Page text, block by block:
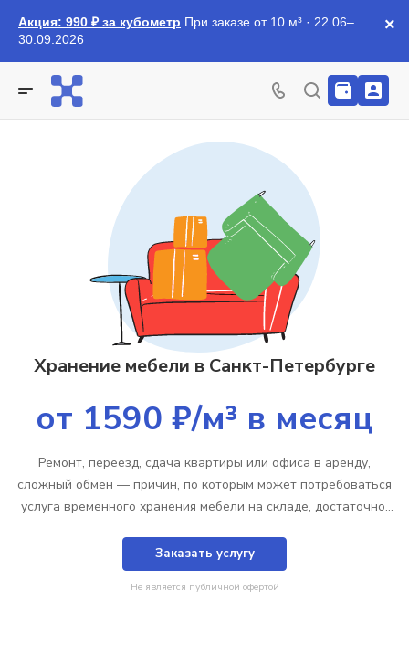
Акция: 990 ₽ за кубометр При заказе от 10 м³ · 22.06–
30.09.2026
×
Хранение мебели в Санкт-Петербурге
от 1590 ₽/м³ в месяц
Ремонт, переезд, сдача квартиры или офиса в аренду,
сложный обмен — причин, по которым может потребоваться
услуга временного хранения мебели на складе, достаточно,
компании «Минисклад».
Заказать услугу
Не является публичной офертой